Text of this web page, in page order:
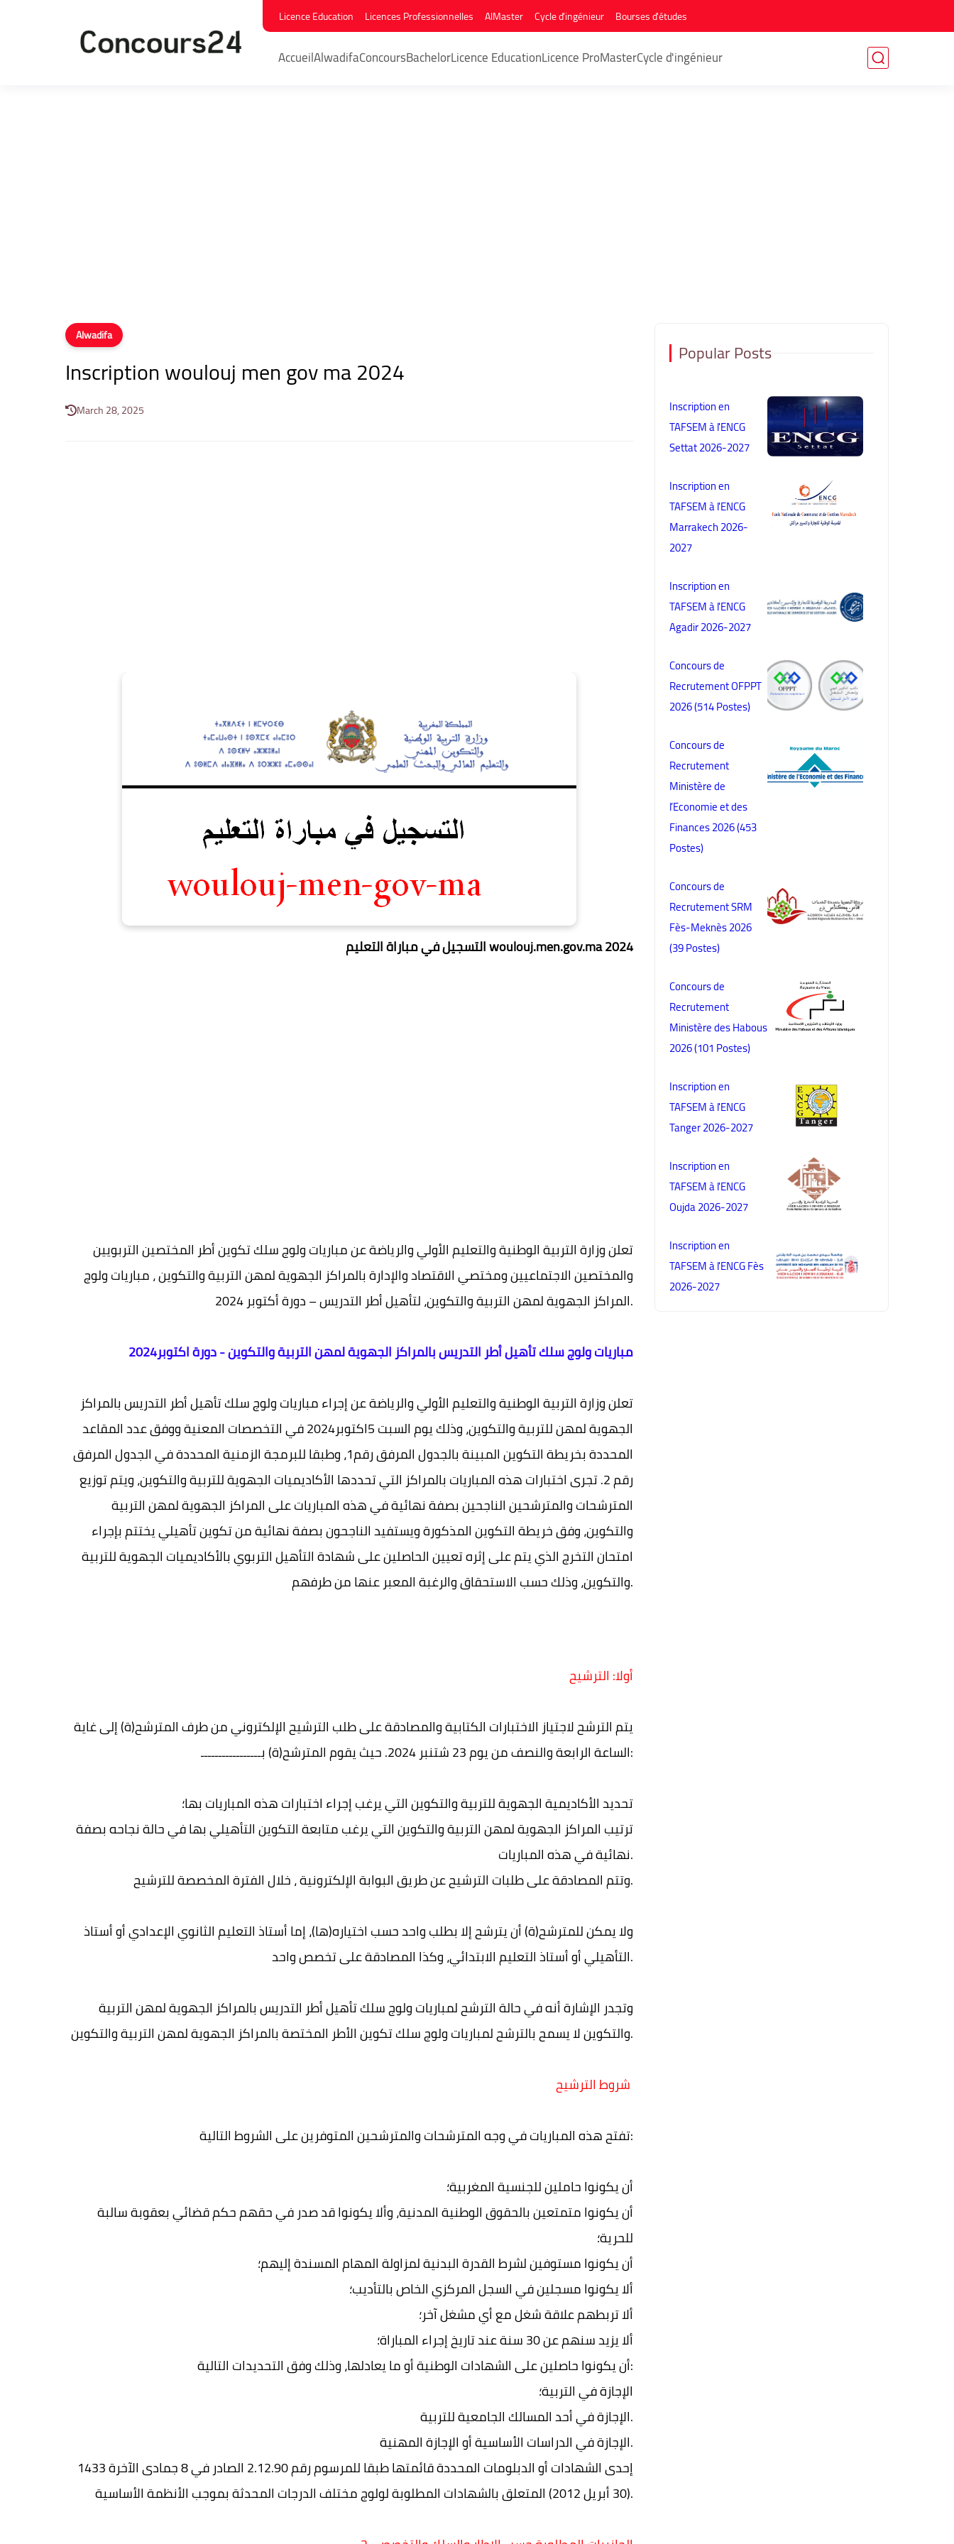
Licence Education Licences Professionnelles AlMaster Cycle d'ingénieur Bourses d'études
AccueilAlwadifaConcoursBachelorLicence EducationLicence ProMasterCycle d'ingénieur
Alwadifa
Inscription woulouj men gov ma 2024
March 28, 2025
التسجيل في مباراة التعليم woulouj.men.gov.ma 2024
تعلن وزارة التربية الوطنية والتعليم الأولي والرياضة عن مباريات ولوج سلك تكوين أطر المختصين التربويين
والمختصين الاجتماعيين ومختصي الاقتصاد والإدارة بالمراكز الجهوية لمهن التربية والتكوين ،مباريات ولوج
المراكز الجهوية لمهن التربية والتكوين، لتأهيل أطر التدريس– دورة أكتوبر 2024.
مباريات ولوج سلك تأهيل أطر التدريس بالمراكز الجهوية لمهن التربية والتكوين - دورة اكتوبر2024
تعلن وزارة التربية الوطنية والتعليم الأولي والرياضة عن إجراء مباريات ولوج سلك تأهيل أطر التدريس بالمراكز
الجهوية لمهن للتربية والتكوين، وذلك يوم السبت 5اكتوبر2024 في التخصصات المعنية ووفق عدد المقاعد
المحددة بخريطة التكوين المبينة بالجدول المرفق رقم1، وطبقا للبرمجة الزمنية المحددة في الجدول المرفق
رقم 2. تجرى اختبارات هذه المباريات بالمراكز التي تحددها الأكاديميات الجهوية للتربية والتكوين، ويتم توزيع
المترشحات والمترشحين الناجحين بصفة نهائية في هذه المباريات على المراكز الجهوية لمهن التربية
والتكوين، وفق خريطة التكوين المذكورة ويستفيد الناجحون بصفة نهائية من تكوين تأهيلي يختتم بإجراء
امتحان التخرج الذي يتم على إثره تعيين الحاصلين على شهادة التأهيل التربوي بالأكاديميات الجهوية للتربية
والتكوين، وذلك حسب الاستحقاق والرغبة المعبر عنها من طرفهم.
أولا: الترشيح
الساعة الرابعة والنصف من يوم 23 شتنبر 2024. حيث يقوم المترشح(ة) بـــــــــــــــــ:
تحديد الأكاديمية الجهوية للتربية والتكوين التي يرغب إجراء اختبارات هذه المباريات بها؛
ترتيب المراكز الجهوية لمهن التربية والتكوين التي يرغب متابعة التكوين التأهيلي بها في حالة نجاحه بصفة
نهائية في هذه المباريات.
وتتم المصادقة على طلبات الترشيح عن طريق البوابة الإلكترونية ، خلال الفترة المخصصة للترشيح.
ولا يمكن للمترشح(ة) أن يترشح إلا بطلب واحد حسب اختياره(ها)، إما أستاذ التعليم الثانوي الإعدادي أو أستاذ
التأهيلي أو أستاذ التعليم الابتدائي، وكذا المصادقة على تخصص واحد.
وتجدر الإشارة أنه في حالة الترشح لمباريات ولوج سلك تأهيل أطر التدريس بالمراكز الجهوية لمهن التربية
والتكوين لا يسمح بالترشح لمباريات ولوج سلك تكوين الأطر المختصة بالمراكز الجهوية لمهن التربية والتكوين.
تفتح هذه المباريات في وجه المترشحات والمترشحين المتوفرين على الشروط التالية:
أن يكونوا حاملين للجنسية المغربية؛
أن يكونوا متمتعين بالحقوق الوطنية المدنية، وألا يكونوا قد صدر في حقهم حكم قضائي بعقوبة سالبة
للحرية؛
أن يكونوا مستوفين لشرط القدرة البدنية لمزاولة المهام المسندة إليهم؛
ألا يكونوا مسجلين في السجل المركزي الخاص بالتأديب؛
ألا تربطهم علاقة شغل مع أي مشغل آخر؛
ألا يزيد سنهم عن 30 سنة عند تاريخ إجراء المباراة؛
أن يكونوا حاصلين على الشهادات الوطنية أو ما يعادلها، وذلك وفق التحديدات التالية:
الإجازة في التربية؛
الإجازة في أحد المسالك الجامعية للتربية.
الإجازة في الدراسات الأساسية أو الإجازة المهنية.
إحدى الشهادات أو الدبلومات المحددة قائمتها طبقا للمرسوم رقم 2.12.90 الصادر في 8 جمادى الآخرة 1433
(30 أبريل 2012) المتعلق بالشهادات المطلوبة لولوج مختلف الدرجات المحدثة بموجب الأنظمة الأساسية.
Popular Posts
Inscription en
TAFSEM à l'ENCG
Settat 2026-2027
Inscription en
TAFSEM à l'ENCG
Marrakech 2026-
2027
Inscription en
TAFSEM à l'ENCG
Agadir 2026-2027
Concours de
Recrutement OFPPT
2026 (514 Postes)
Concours de
Recrutement
Ministère de
l’Economie et des
Finances 2026 (453
Postes)
Concours de
Recrutement SRM
Fès-Meknès 2026
(39 Postes)
Concours de
Recrutement
Ministère des Habous
2026 (101 Postes)
Inscription en
TAFSEM à l'ENCG
Tanger 2026-2027
Inscription en
TAFSEM à l'ENCG
Oujda 2026-2027
Inscription en
TAFSEM à l'ENCG Fès
2026-2027